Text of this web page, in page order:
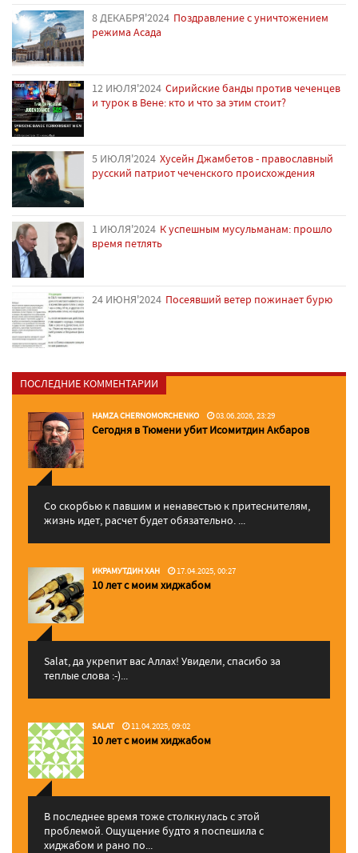
8 ДЕКАБРЯ'2024 Поздравление с уничтожением
режима Асада
12 ИЮЛЯ'2024 Сирийские банды против чеченцев
и турок в Вене: кто и что за этим стоит?
5 ИЮЛЯ'2024 Хусейн Джамбетов - православный
русский патриот чеченского происхождения
1 ИЮЛЯ'2024 К успешным мусульманам: прошло
время петлять
24 ИЮНЯ'2024 Посеявший ветер пожинает бурю
ПОСЛЕДНИЕ КОММЕНТАРИИ
HAMZA CHERNOMORCHENKO 03.06.2026, 23:29
Сегодня в Тюмени убит Исомитдин Акбаров
Со скорбью к павшим и ненавестью к притеснителям,
жизнь идет, расчет будет обязательно. ...
ИКРАМУТДИН ХАН 17.04.2025, 00:27
10 лет с моим хиджабом
Salat, да укрепит вас Аллаx! Увидели, спасибо за
теплые слова :-)...
SALAT 11.04.2025, 09:02
10 лет с моим хиджабом
В последнее время тоже столкнулась с этой
проблемой. Ощущение будто я поспешила с
хиджабом и рано по...